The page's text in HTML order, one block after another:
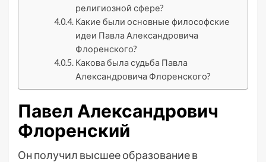
религиозной сфере?
Какие были основные философские
идеи Павла Александровича
Флоренского?
Какова была судьба Павла
Александровича Флоренского?
Павел Александрович
Флоренский
Он получил высшее образование в